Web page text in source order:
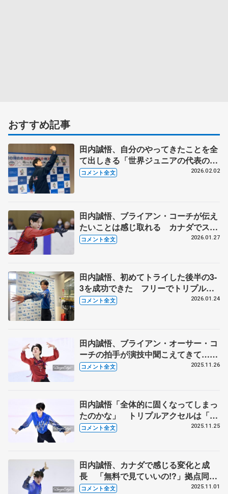
おすすめ記事
田内誠悟、自分のやってきたことを全
て出しきる「世界ジュニアの代表の3
人に食らいついていけるように」【国
コメント全文 2026.02.02
田内誠悟、ブライアン・コーチが伝え
たいことは感じ取れる カナダでスケ
ートへの向き合い方を形にすることが
コメント全文 2026.01.27
田内誠悟、初めてトライした後半の3-
3を成功できた フリーでトリプルア
クセル2本入れるので着氷したい【全
コメント全文 2026.01.24
田内誠悟、ブライアン・オーサー・コ
ーチの拍手が演技中聞こえてきて…
「一人で滑っているんですけどなんか
コメント全文 2025.11.26
田内誠悟「全体的に固くなってしまっ
たのかな」 トリプルアクセルは「跳
びたいときに跳べるようなジャンプに
コメント全文 2025.11.25
田内誠悟、カナダで感じる変化と成
長 「無料で見ていいの!?」拠点同じ
ジェイソン・ブラウンの驚愕ポイント
コメント全文 2025.11.01